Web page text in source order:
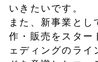
いきたいです。
また、新事業とし
作・販売をスター
ェディングのライ